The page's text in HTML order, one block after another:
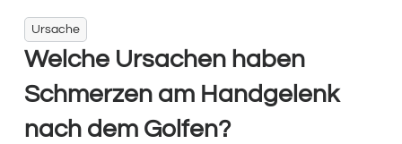
Ursache
Welche Ursachen haben
Schmerzen am Handgelenk
nach dem Golfen?